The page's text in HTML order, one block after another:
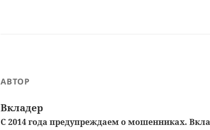
АВТОР
Вкладер
С 2014 года предупреждаем о мошенниках.